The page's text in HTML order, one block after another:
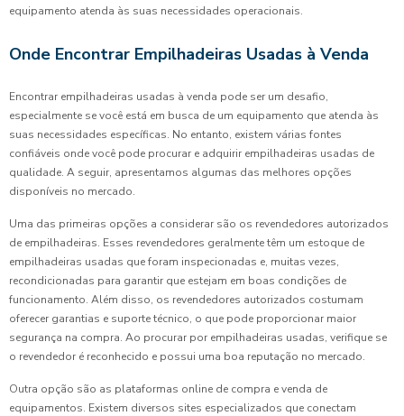
equipamento atenda às suas necessidades operacionais.
Onde Encontrar Empilhadeiras Usadas à Venda
Encontrar empilhadeiras usadas à venda pode ser um desafio,
especialmente se você está em busca de um equipamento que atenda às
suas necessidades específicas. No entanto, existem várias fontes
confiáveis onde você pode procurar e adquirir empilhadeiras usadas de
qualidade. A seguir, apresentamos algumas das melhores opções
disponíveis no mercado.
Uma das primeiras opções a considerar são os revendedores autorizados
de empilhadeiras. Esses revendedores geralmente têm um estoque de
empilhadeiras usadas que foram inspecionadas e, muitas vezes,
recondicionadas para garantir que estejam em boas condições de
funcionamento. Além disso, os revendedores autorizados costumam
oferecer garantias e suporte técnico, o que pode proporcionar maior
segurança na compra. Ao procurar por empilhadeiras usadas, verifique se
o revendedor é reconhecido e possui uma boa reputação no mercado.
Outra opção são as plataformas online de compra e venda de
equipamentos. Existem diversos sites especializados que conectam